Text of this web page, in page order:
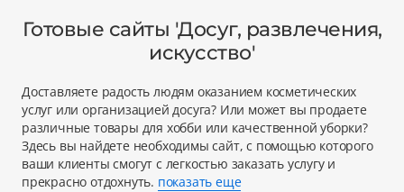
Готовые сайты 'Досуг, развлечения,
искусство'
Доставляете радость людям оказанием косметических
услуг или организацией досуга? Или может вы продаете
различные товары для хобби или качественной уборки?
Здесь вы найдете необходимы сайт, с помощью которого
ваши клиенты смогут с легкостью заказать услугу и
прекрасно отдохнуть. показать еще